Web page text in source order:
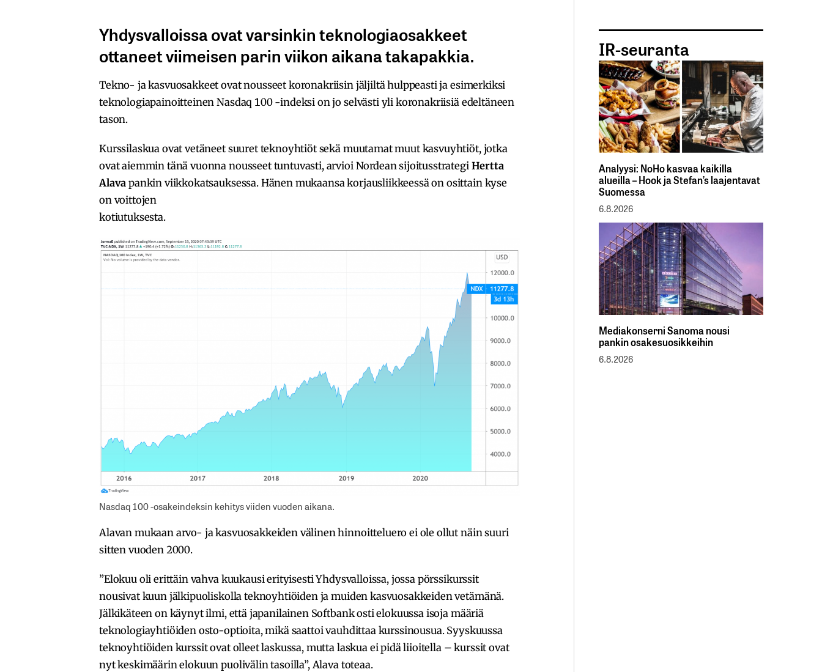
Yhdysvalloissa ovat varsinkin teknologiaosakkeet
ottaneet viimeisen parin viikon aikana takapakkia.
Tekno- ja kasvuosakkeet ovat nousseet koronakriisin jäljiltä hulppeasti ja esimerkiksi
teknologiapainoitteinen Nasdaq 100 -indeksi on jo selvästi yli koronakriisiä edeltäneen
tason.
Kurssilaskua ovat vetäneet suuret teknoyhtiöt sekä muutamat muut kasvuyhtiöt, jotka
ovat aiemmin tänä vuonna nousseet tuntuvasti, arvioi Nordean sijoitusstrategi Hertta
Alava pankin viikkokatsauksessa. Hänen mukaansa korjausliikkeessä on osittain kyse
on voittojen
kotiutuksesta.
Nasdaq 100 -osakeindeksin kehitys viiden vuoden aikana.
Alavan mukaan arvo- ja kasvuosakkeiden välinen hinnoitteluero ei ole ollut näin suuri
sitten vuoden 2000.
”Elokuu oli erittäin vahva kuukausi erityisesti Yhdysvalloissa, jossa pörssikurssit
nousivat kuun jälkipuoliskolla teknoyhtiöiden ja muiden kasvuosakkeiden vetämänä.
Jälkikäteen on käynyt ilmi, että japanilainen Softbank osti elokuussa isoja määriä
teknologiayhtiöiden osto-optioita, mikä saattoi vauhdittaa kurssinousua. Syyskuussa
teknoyhtiöiden kurssit ovat olleet laskussa, mutta laskua ei pidä liioitella – kurssit ovat
nyt keskimäärin elokuun puolivälin tasoilla”, Alava toteaa.
IR-seuranta
Analyysi: NoHo kasvaa kaikilla
alueilla – Hook ja Stefan’s laajentavat
Suomessa
6.8.2026
Mediakonserni Sanoma nousi
pankin osakesuosikkeihin
6.8.2026